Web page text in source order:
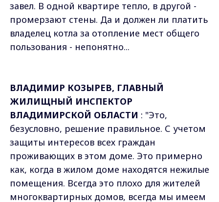
завел. В одной квартире тепло, в другой -
промерзают стены. Да и должен ли платить
владелец котла за отопление мест общего
пользования - непонятно...
ВЛАДИМИР КОЗЫРЕВ, ГЛАВНЫЙ
ЖИЛИЩНЫЙ ИНСПЕКТОР
ВЛАДИМИРСКОЙ ОБЛАСТИ : "Это,
безусловно, решение правильное. С учетом
защиты интересов всех граждан
проживающих в этом доме. Это примерно
как, когда в жилом доме находятся нежилые
помещения. Всегда это плохо для жителей
многоквартирных домов, всегда мы имеем